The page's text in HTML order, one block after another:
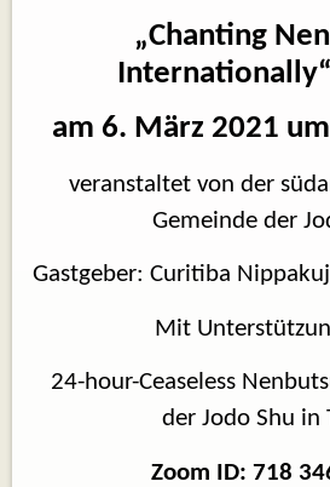
„Chanting
am 6. März 2021
veranstaltet von der
Gemeinde der
Gastgeber: Curitiba
Mit
24-hour-Ceaseless
der Jodo Shu in
Zoom ID: 718